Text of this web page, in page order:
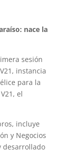
nace la
sesión
instancia
para la
el
incluye
y Negocios
desarrollado